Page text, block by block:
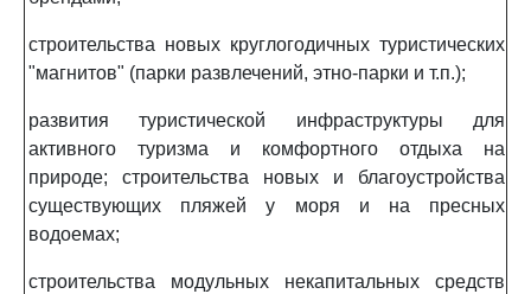
строительства новых круглогодичных туристических
"магнитов" (парки развлечений, этно-парки и т.п.);
развития туристической инфраструктуры для
активного туризма и комфортного отдыха на
природе; строительства новых и благоустройства
существующих пляжей у моря и на пресных
водоемах;
строительства модульных некапитальных средств